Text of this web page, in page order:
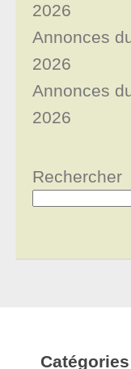
2026
Annonces
2026
Annonces
2026
Rechercher
Catégories